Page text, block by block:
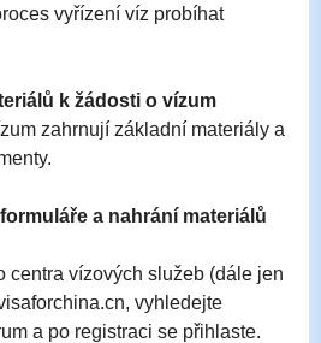
vyřízení víz probíhat
k žádosti o vízum
zahrnují základní materiály a
a nahrání materiálů
centra vízových služeb (dále jen
vyhledejte
a po registraci se přihlaste.